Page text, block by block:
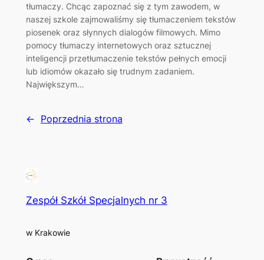
tłumaczy. Chcąc zapoznać się z tym zawodem, w
naszej szkole zajmowaliśmy się tłumaczeniem tekstów
piosenek oraz słynnych dialogów filmowych. Mimo
pomocy tłumaczy internetowych oraz sztucznej
inteligencji przetłumaczenie tekstów pełnych emocji
lub idiomów okazało się trudnym zadaniem.
Największym…
← Poprzednia strona
Zespół Szkół Specjalnych nr 3
w Krakowie